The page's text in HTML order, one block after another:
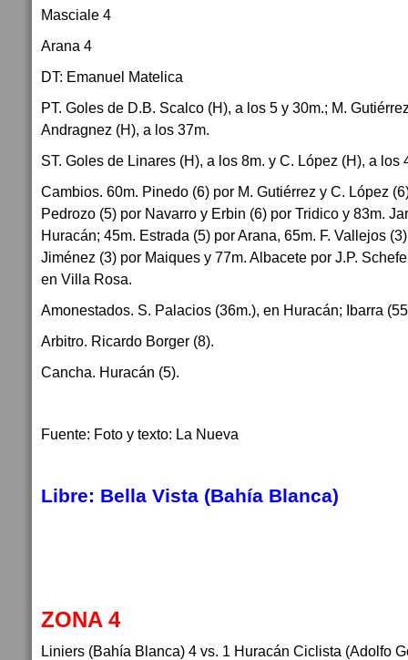
Masciale 4
Arana 4
DT: Emanuel Matelica
PT. Goles de D.B. Scalco (H), a los 5 y 30m.; M.
Andragnez (H), a los 37m.
ST. Goles de Linares (H), a los 8m. y C. López (H), a los
Cambios. 60m. Pinedo (6) por M. Gutiérrez y C. López
Pedrozo (5) por Navarro y Erbin (6) por Tridico y 83m.
Huracán; 45m. Estrada (5) por Arana, 65m. F. Vallejos
Jiménez (3) por Maiques y 77m. Albacete por J.P.
en Villa Rosa.
Amonestados. S. Palacios (36m.), en Huracán; Ibarra
Arbitro. Ricardo Borger (8).
Cancha. Huracán (5).
Fuente: Foto y texto: La Nueva
Libre: Bella Vista (Bahía Blanca)
ZONA 4
Liniers (Bahía Blanca) 4 vs. 1 Huracán Ciclista (Adolfo